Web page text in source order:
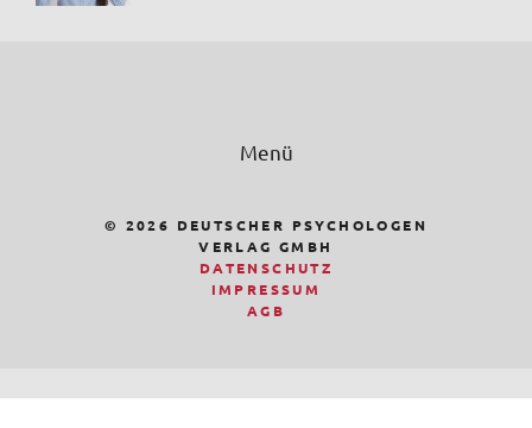
Menü
© 2026 DEUTSCHER PSYCHOLOGEN
VERLAG GMBH
DATENSCHUTZ
IMPRESSUM
AGB